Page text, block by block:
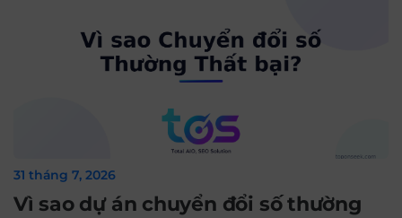
31 tháng 7, 2026
Vì sao dự án chuyển đổi số thường